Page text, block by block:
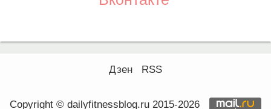
Дзен RSS
Copyright © dailyfitnessblog.ru 2015-2026